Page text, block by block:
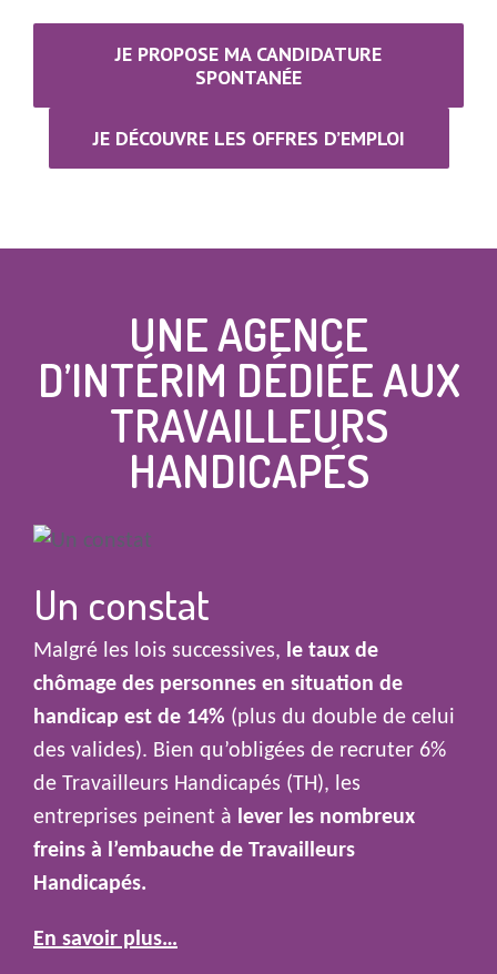
JE PROPOSE MA CANDIDATURE
SPONTANÉE
JE DÉCOUVRE LES OFFRES D’EMPLOI
UNE AGENCE
D’INTÉRIM DÉDIÉE AUX
TRAVAILLEURS
HANDICAPÉS
Un constat
Malgré les lois successives, le taux de
chômage des personnes en situation de
handicap est de 14% (plus du double de celui
des valides). Bien qu’obligées de recruter 6%
de Travailleurs Handicapés (TH), les
entreprises peinent à lever les nombreux
freins à l’embauche de Travailleurs
Handicapés.
En savoir plus…